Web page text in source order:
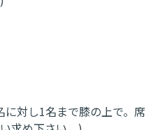
対し1名まで膝の上で。席